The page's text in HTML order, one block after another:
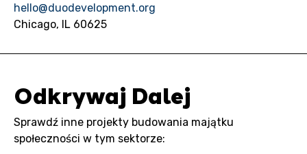
hello@duodevelopment.org
Chicago, IL 60625
Odkrywaj Dalej
Sprawdź inne projekty budowania majątku
społeczności w tym sektorze: